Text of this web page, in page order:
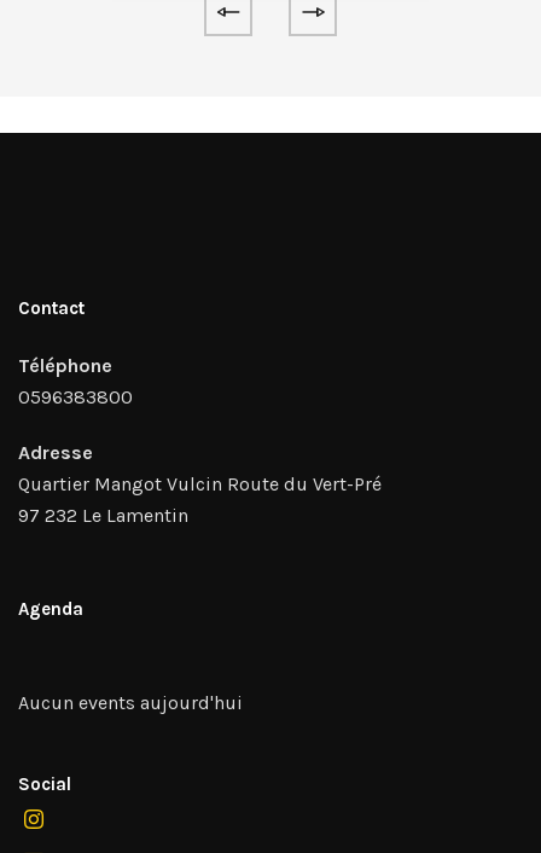
Contact
Téléphone
0596383800
Adresse
Quartier Mangot Vulcin Route du Vert-Pré
97 232 Le Lamentin
Agenda
Aucun events aujourd'hui
Social